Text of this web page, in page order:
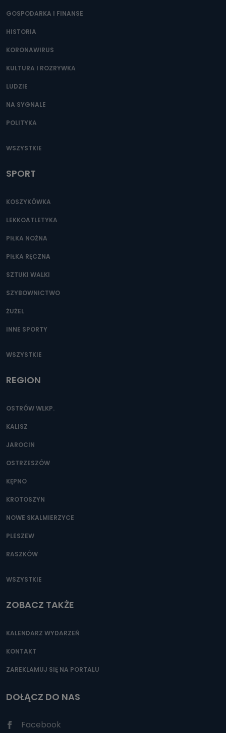
GOSPODARKA I FINANSE
HISTORIA
KORONAWIRUS
KULTURA I ROZRYWKA
LUDZIE
NA SYGNALE
POLITYKA
WSZYSTKIE
SPORT
KOSZYKÓWKA
LEKKOATLETYKA
PIŁKA NOŻNA
PIŁKA RĘCZNA
SZTUKI WALKI
SZYBOWNICTWO
ŻUŻEL
INNE SPORTY
WSZYSTKIE
REGION
OSTRÓW WLKP.
KALISZ
JAROCIN
OSTRZESZÓW
KĘPNO
KROTOSZYN
NOWE SKALMIERZYCE
PLESZEW
RASZKÓW
WSZYSTKIE
ZOBACZ TAKŻE
KALENDARZ WYDARZEŃ
KONTAKT
ZAREKLAMUJ SIĘ NA PORTALU
DOŁĄCZ DO NAS
Facebook